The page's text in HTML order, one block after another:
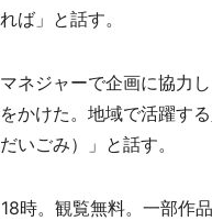
ば」と話す。
ネジャーで企画に協力
かけた。地域で活躍す
いごみ）」と話す。
時。観覧無料。一部作